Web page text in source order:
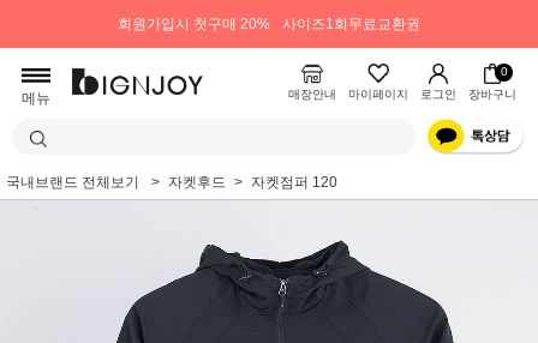
회원가입시 첫구매 20% 사이즈1회무료교환권
메뉴 매장안내 마이페이지 로그인
0
장바구니
국내브랜드 전체보기 자켓후드 자켓점퍼 120